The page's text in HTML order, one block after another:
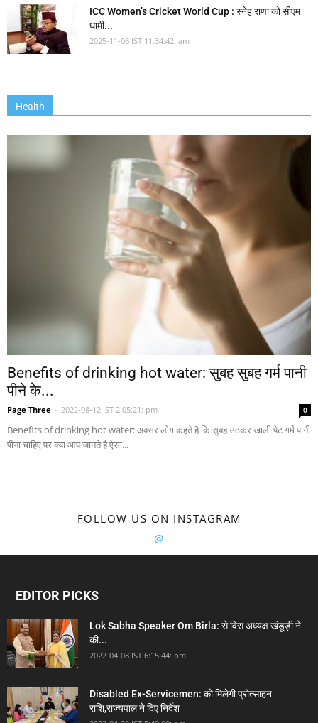
ICC Women’s Cricket World Cup : स्नेह राणा को सीएम
धामी...
2025-11-06 IST 11:34:42: am
Health
Benefits of drinking hot water: सुबह सुबह गर्म पानी
पीने के...
Page Three - 2022-08-12 IST 2:05:21: pm 0
Benefits of drinking hot water: अक्सर लोग कहते है कि सुबह उठकर खाली पेट गर्म पानी
पीना चाहिए पर क्या आप जानते है ऐसा...
FOLLOW US ON INSTAGRAM
@
EDITOR PICKS
Lok Sabha Speaker Om Birla: से विस अध्यक्ष खंडूड़ी ने
की...
2022-04-08 IST 6:15:44: pm
Disabled Ex-Servicemen: को मिलेगी प्रोत्साहन
राशि,राज्यपाल ने दिए निर्देश